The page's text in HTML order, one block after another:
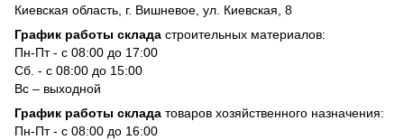
Киевская область, г. Вишневое, ул. Киевская, 8
График работы склада строительных материалов:
Пн-Пт - с 08:00 до 17:00
Сб. - с 08:00 до 15:00
Вс – выходной
График работы склада товаров хозяйственного назначения:
Пн-Пт - с 08:00 до 16:00